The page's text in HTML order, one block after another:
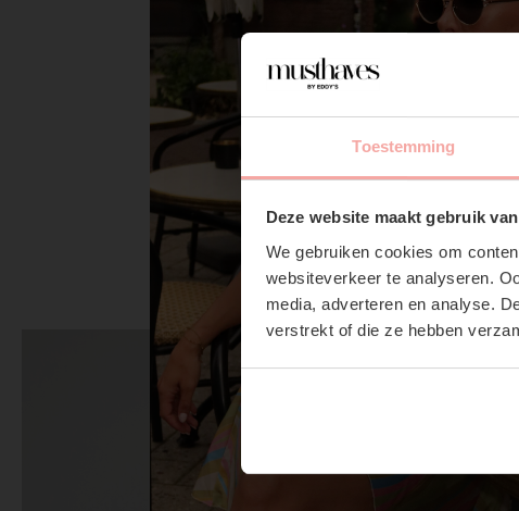
Toestemming
Deze website maakt gebruik
We gebruiken cookies om
websiteverkeer te analyseren.
media, adverteren en analyse.
verstrekt of die ze hebben